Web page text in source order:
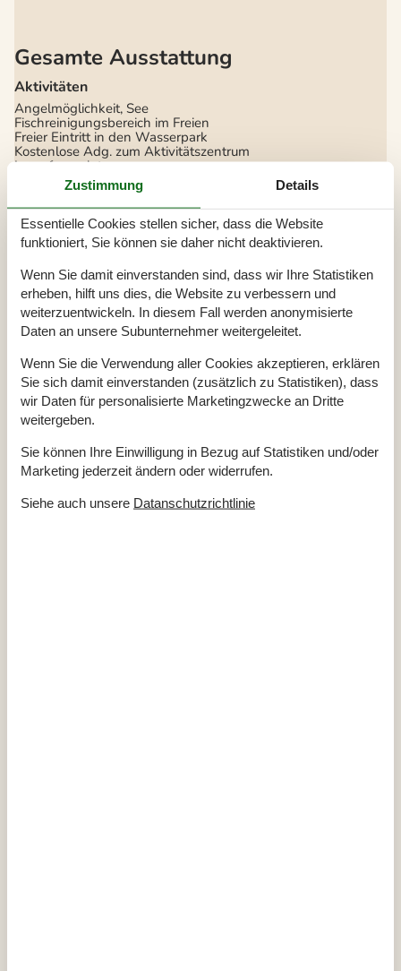
Gesamte Ausstattung
Aktivitäten
Angelmöglichkeit, See
Fischreinigungsbereich im Freien
Freier Eintritt in den Wasserpark
Kostenlose Adg. zum Aktivitätszentrum
Lagerfeuerplatz
Badezimmer
TOILETTE. Heißes und kaltes Wasser
Diverse
Baujahr 1982
Baumaterial: Stein
Blick auf Dünen
Ferienwohnung 25 m²
Gemeinschaftstrockner
Gemeinschafts-Waschmaschine
Haustiere Nr
Heizung, Elektroheizung
Renoviert 2010
Staubsauger
Verbrauchskosten inkl.
Winterfest
Draußen
Gartenmöbel
Schaukel und Sandkasten
Zustimmung Details
Essentielle Cookies stellen sicher, dass die Website
funktioniert, Sie können sie daher nicht deaktivieren.
Wenn Sie damit einverstanden sind, dass wir Ihre Statistiken
erheben, hilft uns dies, die Website zu verbessern und
weiterzuentwickeln. In diesem Fall werden anonymisierte
Daten an unsere Subunternehmer weitergeleitet.
Wenn Sie die Verwendung aller Cookies akzeptieren, erklären
Sie sich damit einverstanden (zusätzlich zu Statistiken), dass
wir Daten für personalisierte Marketingzwecke an Dritte
weitergeben.
Sie können Ihre Einwilligung in Bezug auf Statistiken und/oder
Marketing jederzeit ändern oder widerrufen.
Siehe auch unsere Datanschutzrichtlinie